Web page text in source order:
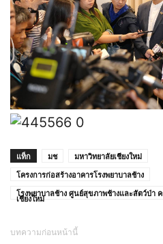
แท็ก มช
มหาวิทยาลัยเชียงใหม่
โครงการก่อสร้างอาคารโรงพยาบาลช้าง
โรงพยาบาลช้าง ศูนย์สุขภาพช้างและสัตว์ป่า
เชียงใหม่
บทความก่อนหน้านี้